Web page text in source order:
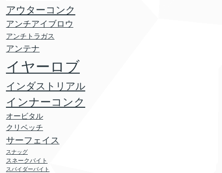
アウターコンク
アンチアイブロウ
アンチトラガス
アンテナ
イヤーロブ
インダストリアル
インナーコンク
オービタル
クリベッチ
サーフェイス
スナッグ
スネークバイト
スパイダーバイト